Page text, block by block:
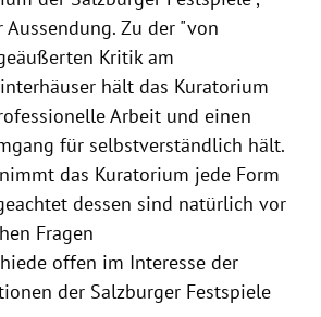
Zu der "von
Kritik am
hält das Kuratorium
Arbeit und einen
für selbstverständlich hält.
das Kuratorium jede Form
dessen sind natürlich vor
Fragen
offen im Interesse der
der Salzburger Festspiele